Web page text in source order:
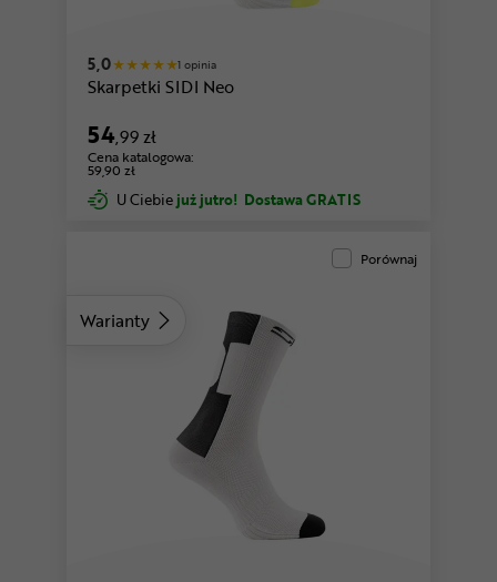
5,0 1 opinia
Skarpetki SIDI Neo
54,99 zł
Cena katalogowa:
59,90 zł
U Ciebie już jutro! Dostawa GRATIS
Warianty
Porównaj